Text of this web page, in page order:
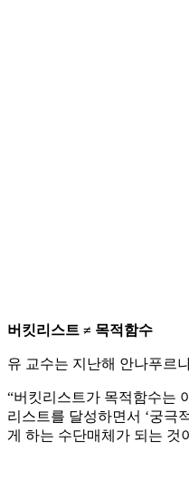
버킷리스트 ≠ 목적함수
유 교수는 지난해 안나푸르
“버킷리스트가 목적함수는
리스트를 달성하면서 ‘궁극
게 하는 수단매체가 되는 것